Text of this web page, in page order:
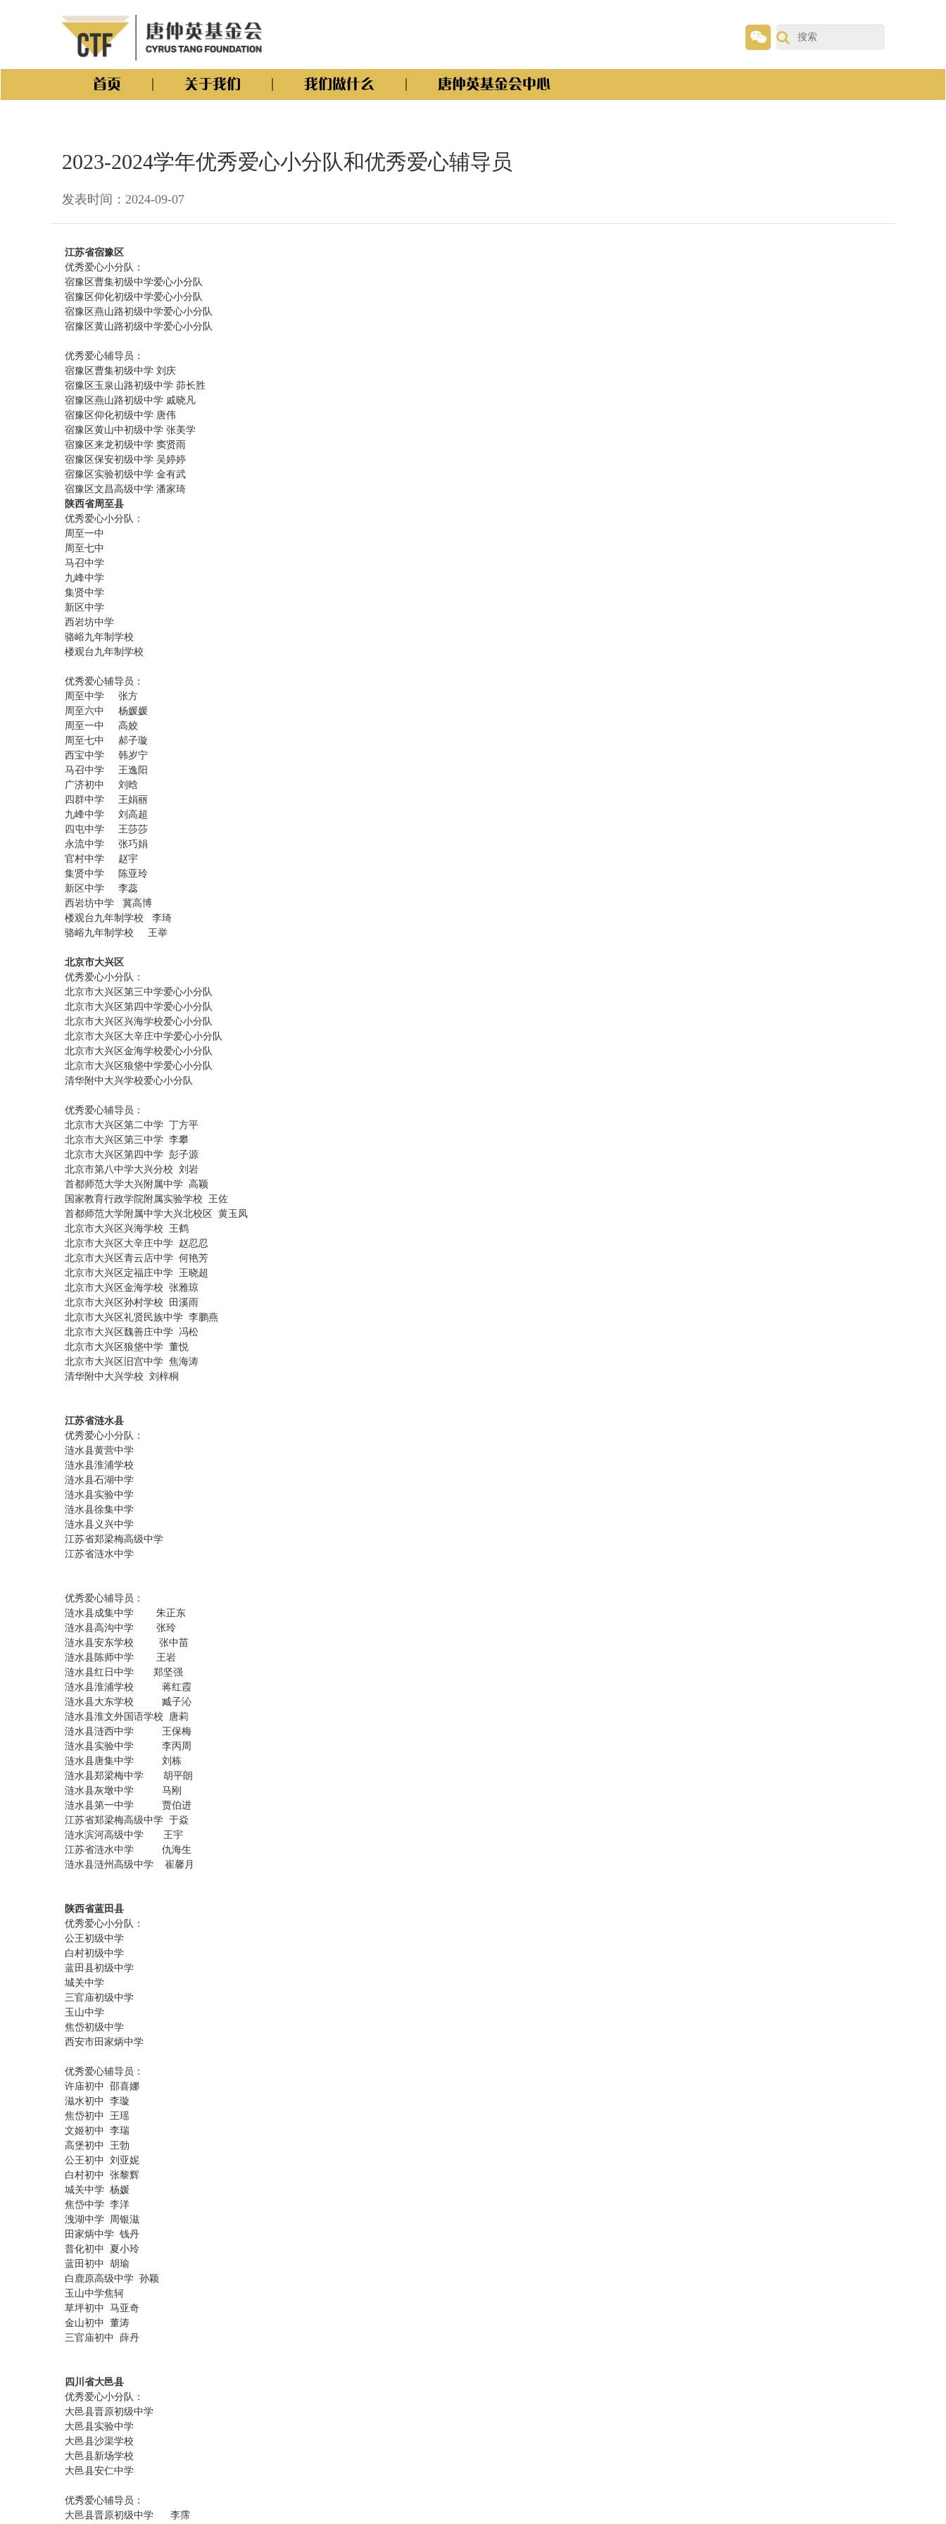
首页 关于我们 我们做什么 唐仲英基金会中心
2023-2024学年优秀爱心小分队和优秀爱心辅导员
发表时间：2024-09-07
江苏省宿豫区
优秀爱心小分队：
宿豫区曹集初级中学爱心小分队
宿豫区仰化初级中学爱心小分队
宿豫区燕山路初级中学爱心小分队
宿豫区黄山路初级中学爱心小分队
优秀爱心辅导员：
宿豫区曹集初级中学 刘庆
宿豫区玉泉山路初级中学 茆长胜
宿豫区燕山路初级中学 戚晓凡
宿豫区仰化初级中学 唐伟
宿豫区黄山中初级中学 张美学
宿豫区来龙初级中学 窦贤雨
宿豫区保安初级中学 吴婷婷
宿豫区实验初级中学 金有武
宿豫区文昌高级中学 潘家琦
陕西省周至县
优秀爱心小分队：
周至一中
周至七中
马召中学
九峰中学
集贤中学
新区中学
西岩坊中学
骆峪九年制学校
楼观台九年制学校
优秀爱心辅导员：
周至中学 张方
周至六中 杨媛媛
周至一中 高姣
周至七中 郝子璇
西宝中学 韩岁宁
马召中学 王逸阳
广济初中 刘晗
四群中学 王娟丽
九峰中学 刘高超
四屯中学 王莎莎
永流中学 张巧娟
官村中学 赵宇
集贤中学 陈亚玲
新区中学 李蕊
西岩坊中学 冀高博
楼观台九年制学校 李琦
骆峪九年制学校 王举
北京市大兴区
优秀爱心小分队：
北京市大兴区第三中学爱心小分队
北京市大兴区第四中学爱心小分队
北京市大兴区兴海学校爱心小分队
北京市大兴区大辛庄中学爱心小分队
北京市大兴区金海学校爱心小分队
北京市大兴区狼垡中学爱心小分队
清华附中大兴学校爱心小分队
优秀爱心辅导员：
北京市大兴区第二中学 丁方平
北京市大兴区第三中学 李攀
北京市大兴区第四中学 彭子源
北京市第八中学大兴分校 刘岩
首都师范大学大兴附属中学 高颖
国家教育行政学院附属实验学校 王佐
首都师范大学附属中学大兴北校区 黄玉凤
北京市大兴区兴海学校 王鹤
北京市大兴区大辛庄中学 赵忍忍
北京市大兴区青云店中学 何艳芳
北京市大兴区定福庄中学 王晓超
北京市大兴区金海学校 张雅琼
北京市大兴区孙村学校 田溪雨
北京市大兴区礼贤民族中学 李鹏燕
北京市大兴区魏善庄中学 冯松
北京市大兴区狼垡中学 董悦
北京市大兴区旧宫中学 焦海涛
清华附中大兴学校 刘梓桐
江苏省涟水县
优秀爱心小分队：
涟水县黄营中学
涟水县淮浦学校
涟水县石湖中学
涟水县实验中学
涟水县徐集中学
涟水县义兴中学
江苏省郑梁梅高级中学
江苏省涟水中学
优秀爱心辅导员：
涟水县成集中学 朱正东
涟水县高沟中学 张玲
涟水县安东学校 张中苗
涟水县陈师中学 王岩
涟水县红日中学 郑坚强
涟水县淮浦学校 蒋红霞
涟水县大东学校 臧子沁
涟水县淮文外国语学校 唐莉
涟水县涟西中学 王保梅
涟水县实验中学 李丙周
涟水县唐集中学 刘栋
涟水县郑梁梅中学 胡平朗
涟水县灰墩中学 马刚
涟水县第一中学 贾伯进
江苏省郑梁梅高级中学 于焱
涟水滨河高级中学 王宇
江苏省涟水中学 仇海生
涟水县涟州高级中学 崔馨月
陕西省蓝田县
优秀爱心小分队：
公王初级中学
白村初级中学
蓝田县初级中学
城关中学
三官庙初级中学
玉山中学
焦岱初级中学
西安市田家炳中学
优秀爱心辅导员：
许庙初中 邵喜娜
滋水初中 李璇
焦岱初中 王瑶
文姬初中 李瑞
高堡初中 王勃
公王初中 刘亚妮
白村初中 张黎辉
城关中学 杨媛
焦岱中学 李洋
洩湖中学 周银滋
田家炳中学 钱丹
普化初中 夏小玲
蓝田初中 胡瑜
白鹿原高级中学 孙颖
玉山中学焦轲
草坪初中 马亚奇
金山初中 董涛
三官庙初中 薛丹
四川省大邑县
优秀爱心小分队：
大邑县晋原初级中学
大邑县实验中学
大邑县沙渠学校
大邑县新场学校
大邑县安仁中学
优秀爱心辅导员：
大邑县晋原初级中学 李霈